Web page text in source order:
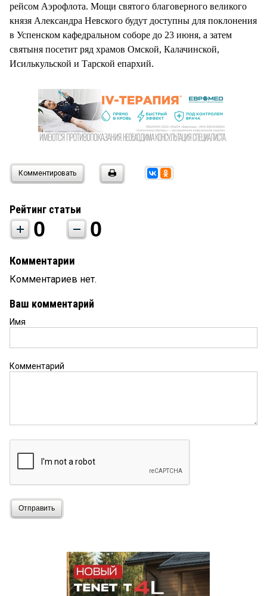
рейсом Аэрофлота. Мощи святого благоверного великого
князя Александра Невского будут доступны для поклонения
в Успенском кафедральном соборе до 23 июня, а затем
святыня посетит ряд храмов Омской, Калачинской,
Исилькульской и Тарской епархий.
Комментировать
Рейтинг статьи
0 0
Комментарии
Комментариев нет.
Ваш комментарий
Имя
Комментарий
Отправить